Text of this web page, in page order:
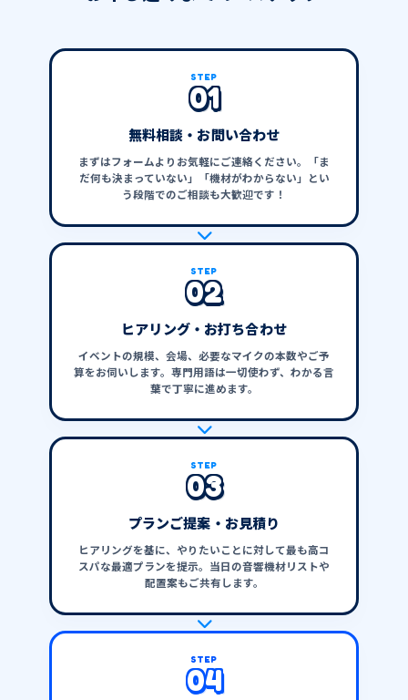
STEP
01
無料相談・お問い合わせ
まずはフォームよりお気軽にご連絡ください。「ま
だ何も決まっていない」「機材がわからない」とい
う段階でのご相談も大歓迎です！
STEP
02
ヒアリング・お打ち合わせ
イベントの規模、会場、必要なマイクの本数やご予
算をお伺いします。専門用語は一切使わず、わかる言
葉で丁寧に進めます。
STEP
03
プランご提案・お見積り
ヒアリングを基に、やりたいことに対して最も高コ
スパな最適プランを提示。当日の音響機材リストや
配置案もご共有します。
STEP
04